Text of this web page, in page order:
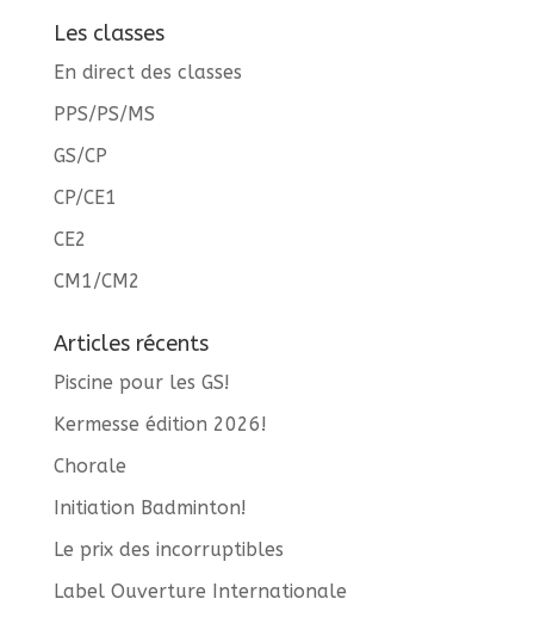
Les classes
En direct des classes
PPS/PS/MS
GS/CP
CP/CE1
CE2
CM1/CM2
Articles récents
Piscine pour les GS!
Kermesse édition 2026!
Chorale
Initiation Badminton!
Le prix des incorruptibles
Label Ouverture Internationale